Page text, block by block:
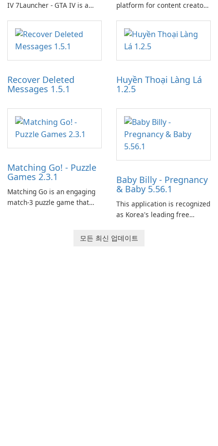
IV 7Launcher - GTA IV is a
application designed to
optimize the gaming
experience for Grand Theft
Auto IV.
platform for content creators
work through built-in brand
partnerships and integrated
tools for content distribution
and audience engagement.
Recover Deleted
Messages 1.5.1
Huyền Thoại Làng Lá
1.2.5
Matching Go! - Puzzle
Games 2.3.1
Matching Go is an engaging
match-3 puzzle game that
Ollie, on an adventurous
Baby Billy - Pregnancy
& Baby 5.56.1
This application is recognized
as Korea's leading free
baby tracking, offering
모든 최신 업데이트